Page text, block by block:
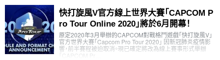
快打旋風V官方線上世界大賽「CAPCOM P
ro Tour Online 2020」將於6月開幕！
原定2020年3月舉辦的CAPCOM對戰格鬥遊戲「快打旋風V」
官方世界大賽「Capcom Pro Tour 2020」 因新冠肺炎疫情影
響，前半賽程被迫取消。現已確定將改為線上賽事形式舉辦
「CAPCOM Pr…